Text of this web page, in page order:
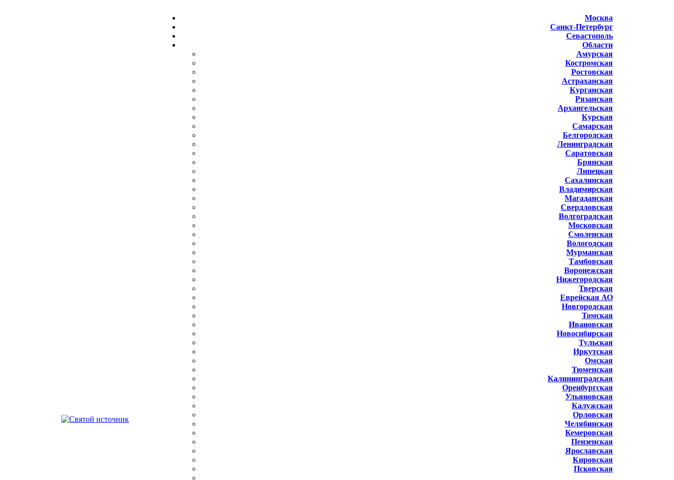
Москва
Санкт-Петербург
Севастополь
Области
Амурская
Костромская
Ростовская
Астраханская
Курганская
Рязанская
Архангельская
Курская
Самарская
Белгородская
Ленинградская
Саратовская
Брянская
Липецкая
Сахалинская
Владимирская
Магаданская
Свердловская
Волгоградская
Московская
Смоленская
Вологодская
Мурманская
Тамбовская
Воронежская
Нижегородская
Тверская
Еврейская АО
Новгородская
Томская
Ивановская
Новосибирская
Тульская
Иркутская
Омская
Тюменская
Калининградская
Оренбургская
Ульяновская
Калужская
Орловская
Челябинская
Кемеровская
Пензенская
Ярославская
Кировская
Псковская